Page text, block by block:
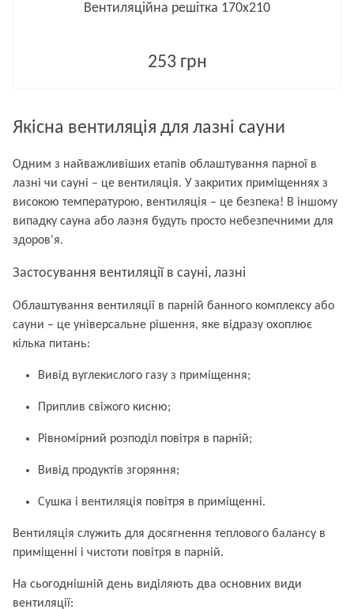
Вентиляційна решітка 170х210
253 грн
Якісна вентиляція для лазні сауни
Одним з найважливіших етапів облаштування парної в
лазні чи сауні – це вентиляція. У закритих приміщеннях з
високою температурою, вентиляція – це безпека! В іншому
випадку сауна або лазня будуть просто небезпечними для
здоров'я.
Застосування вентиляції в сауні, лазні
Облаштування вентиляції в парній банного комплексу або
сауни – це універсальне рішення, яке відразу охоплює
кілька питань:
Вивід вуглекислого газу з приміщення;
Приплив свіжого кисню;
Рівномірний розподіл повітря в парній;
Вивід продуктів згоряння;
Сушка і вентиляція повітря в приміщенні.
Вентиляція служить для досягнення теплового балансу в
приміщенні і чистоти повітря в парній.
На сьогоднішній день виділяють два основних види
вентиляції: